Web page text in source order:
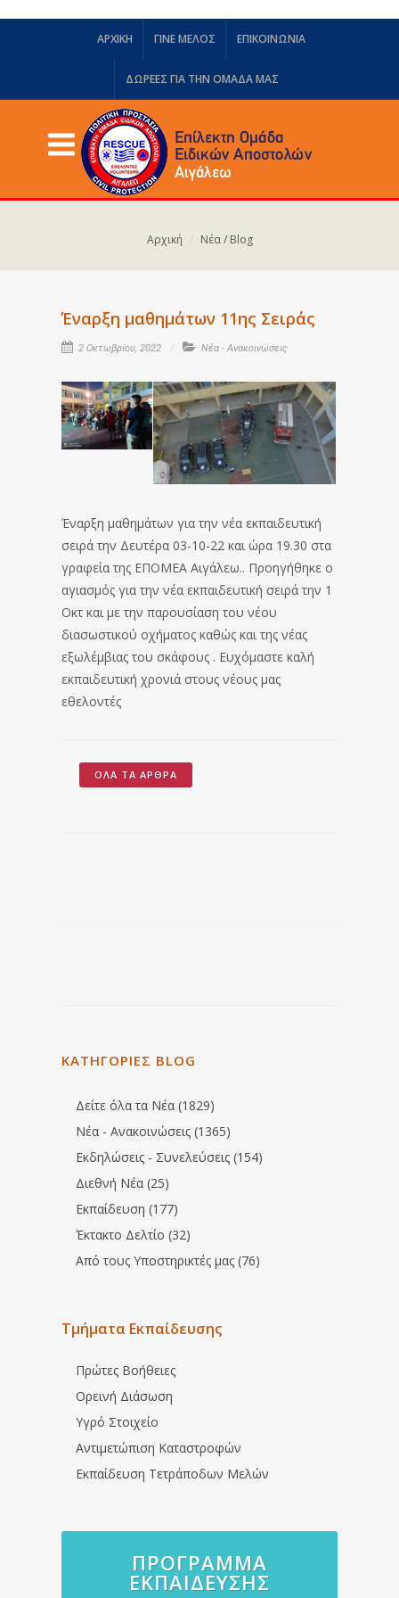
ΑΡΧΙΚΗ ΓΙΝΕ ΜΕΛΟΣ ΕΠΙΚΟΙΝΩΝΙΑ
ΔΩΡΕΈΣ ΓΙΑ ΤΗΝ ΟΜΆΔΑ ΜΑΣ
Αρχική Νέα / Blog
Έναρξη μαθημάτων 11ης Σειράς
2 Οκτωβρίου, 2022 Νέα - Ανακοινώσεις
Έναρξη μαθημάτων για την νέα εκπαιδευτική
σειρά την Δευτέρα 03-10-22 και ώρα 19.30 στα
γραφεία της ΕΠΟΜΕΑ Αιγάλεω.. Προηγήθηκε ο
αγιασμός για την νέα εκπαιδευτική σειρά την 1
Οκτ και με την παρουσίαση του νέου
διασωστικού οχήματος καθώς και της νέας
εξωλέμβιας του σκάφους . Ευχόμαστε καλή
εκπαιδευτική χρονιά στους νέους μας
εθελοντές
ΌΛΑ ΤΑ ΆΡΘΡΑ
ΚΑΤΗΓΟΡΙΕΣ BLOG
Δείτε όλα τα Νέα (1829)
Νέα - Ανακοινώσεις (1365)
Εκδηλώσεις - Συνελεύσεις (154)
Διεθνή Νέα (25)
Εκπαίδευση (177)
Έκτακτο Δελτίο (32)
Από τους Υποστηρικτές μας (76)
Τμήματα Εκπαίδευσης
Πρώτες Βοήθειες
Ορεινή Διάσωση
Υγρό Στοιχείο
Αντιμετώπιση Καταστροφών
Εκπαίδευση Τετράποδων Μελών
ΠΡΌΓΡΑΜΜΑ
ΕΚΠΑΊΔΕΥΣΗΣ